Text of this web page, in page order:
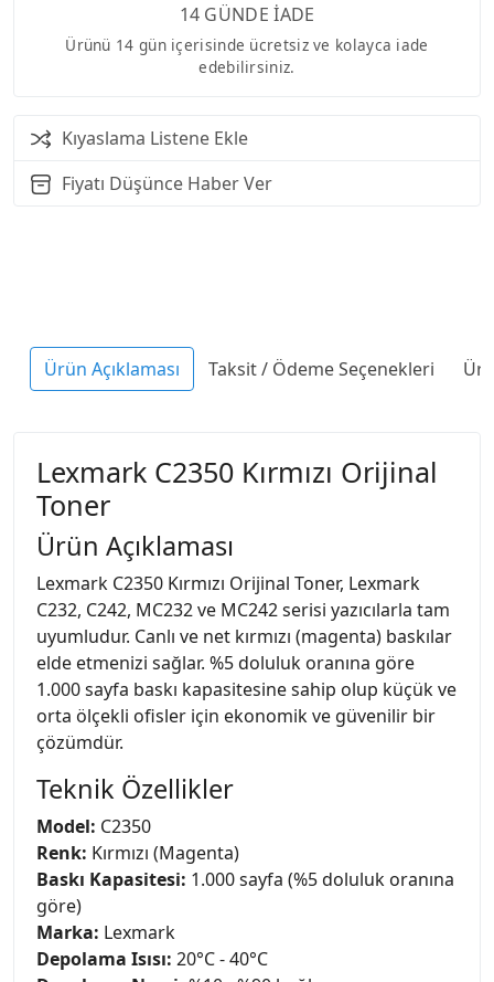
14 GÜNDE İADE
Ürünü 14 gün içerisinde ücretsiz ve kolayca iade
edebilirsiniz.
Kıyaslama Listene Ekle
Fiyatı Düşünce Haber Ver
Ürün Açıklaması Taksit / Ödeme Seçenekleri
Lexmark C2350 Kırmızı Orijinal
Toner
Ürün Açıklaması
Lexmark C2350 Kırmızı Orijinal Toner, Lexmark
C232, C242, MC232 ve MC242 serisi yazıcılarla tam
uyumludur. Canlı ve net kırmızı (magenta) baskılar
elde etmenizi sağlar. %5 doluluk oranına göre
1.000 sayfa baskı kapasitesine sahip olup küçük ve
orta ölçekli ofisler için ekonomik ve güvenilir bir
çözümdür.
Teknik Özellikler
Model: C2350
Renk: Kırmızı (Magenta)
Baskı Kapasitesi: 1.000 sayfa (%5 doluluk oranına
göre)
Marka: Lexmark
Depolama Isısı: 20°C - 40°C